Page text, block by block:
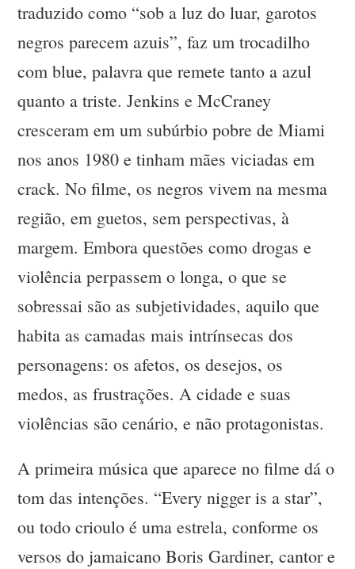
traduzido como “sob a luz do luar, garotos
negros parecem azuis”, faz um trocadilho
com blue, palavra que remete tanto a azul
quanto a triste. Jenkins e McCraney
cresceram em um subúrbio pobre de Miami
nos anos 1980 e tinham mães viciadas em
crack. No filme, os negros vivem na mesma
região, em guetos, sem perspectivas, à
margem. Embora questões como drogas e
violência perpassem o longa, o que se
sobressai são as subjetividades, aquilo que
habita as camadas mais intrínsecas dos
personagens: os afetos, os desejos, os
medos, as frustrações. A cidade e suas
violências são cenário, e não protagonistas.
A primeira música que aparece no filme dá o
tom das intenções. “Every nigger is a star”,
ou todo crioulo é uma estrela, conforme os
versos do jamaicano Boris Gardiner, cantor e